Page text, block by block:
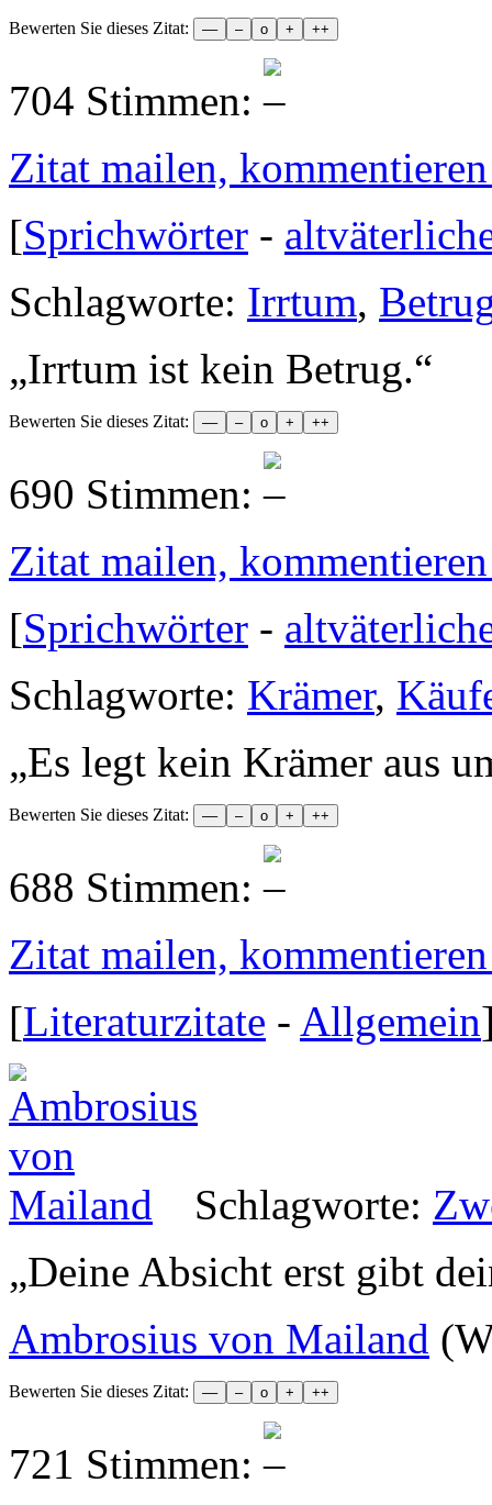
Bewerten Sie dieses Zitat:
704 Stimmen:
Zitat mailen,
[Sprichwörter -
Schlagworte: Irrtum,
„Irrtum ist kein Betrug.“
Bewerten Sie dieses Zitat:
690 Stimmen:
Zitat mailen,
[Sprichwörter -
Schlagworte: Krämer,
„Es legt kein Krämer aus
Bewerten Sie dieses Zitat:
688 Stimmen:
Zitat mailen,
[Literaturzitate - Allgemein
Schlagworte:
„Deine Absicht erst gibt
Ambrosius von Mailand
Bewerten Sie dieses Zitat:
721 Stimmen: